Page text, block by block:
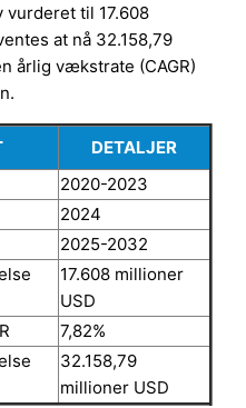
til 17.608
at nå 32.158,79
årlig vækstrate (CAGR)
DETALJER
2020-2023
2024
2025-2032
17.608 millioner
USD
7,82%
32.158,79
millioner USD